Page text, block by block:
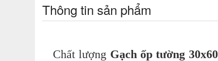
Thông tin sản phẩm
Chất lượng Gạch ốp tường 30x60